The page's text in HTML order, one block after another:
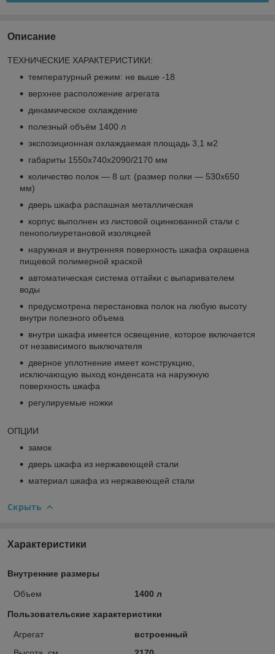
Описание
ТЕХНИЧЕСКИЕ ХАРАКТЕРИСТИКИ:
температурный режим: не выше -18
верхнее расположение агрегата
динамическое охлаждение
полезный объём 1400 л
экспозиционная охлаждаемая площадь 3,1 м2
габариты 1550х740х2090/2170 мм
количество полок — 8 шт. (размер полки — 530х650
мм)
дверь шкафа распашная металлическая
корпус выполнен из листовой оцинкованной стали с
пенополиуретановой изоляцией
наружная и внутренняя поверхность шкафа окрашена
пищевой полимерной краской
автоматическая система оттайки с выпаривателем
воды
предусмотрена перестановка полок на любую высоту
внутри полезного объема
внутри шкафа имеется освещение, которое включается
от независимого выключателя
дверное уплотнение имеет конструкцию,
исключающую выход конденсата на наружную
поверхность шкафа
регулируемые ножки
ОПЦИИ
замок
дверь шкафа из нержавеющей стали
материал шкафа из нержавеющей стали
Скрыть
Характеристики
Внутренние размеры
Объем 1400 л
Пользовательские характеристики
Агрегат
встроенный